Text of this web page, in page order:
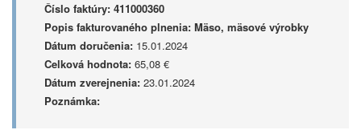
Číslo faktúry: 411000360
Popis fakturovaného plnenia: Mäso, mäsové výrobky
Dátum doručenia: 15.01.2024
Celková hodnota: 65,08 €
Dátum zverejnenia: 23.01.2024
Poznámka: